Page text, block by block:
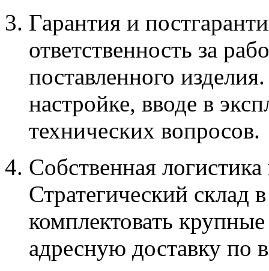
Гарантия и
ответственность за
поставленного
настройке, вводе в
технических вопросов.
Собственная
Стратегический склад
комплектовать
адресную доставку по